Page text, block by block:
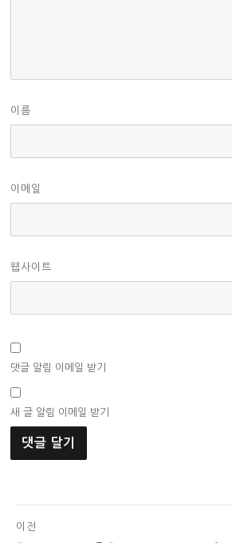
이름
이메일
웹사이트
댓글 알림 이메일 받기
새 글 알림 이메일 받기
글
이전